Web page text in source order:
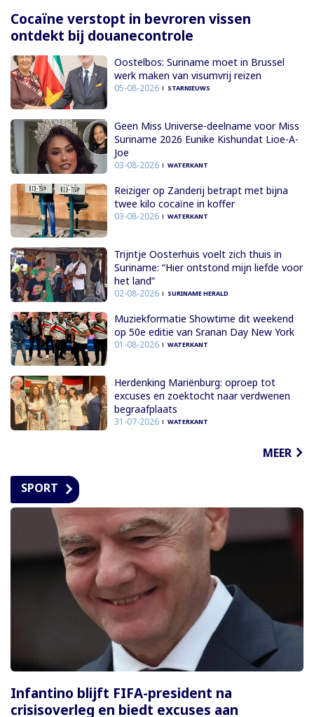
Cocaïne verstopt in bevroren vissen
ontdekt bij douanecontrole
Oostelbos: Suriname moet in Brussel
werk maken van visumvrij reizen
05-08-2026 STARNIEUWS
Geen Miss Universe-deelname voor Miss
Suriname 2026 Eunike Kishundat Lioe-A-
Joe
03-08-2026 WATERKANT
Reiziger op Zanderij betrapt met bijna
twee kilo cocaïne in koffer
03-08-2026 WATERKANT
Trijntje Oosterhuis voelt zich thuis in
Suriname: “Hier ontstond mijn liefde voor
het land”
02-08-2026 SURINAME HERALD
Muziekformatie Showtime dit weekend
op 50e editie van Sranan Day New York
01-08-2026 WATERKANT
Herdenking Mariënburg: oproep tot
excuses en zoektocht naar verdwenen
begraafplaats
31-07-2026 WATERKANT
MEER
SPORT
Infantino blijft FIFA-president na
crisisoverleg en biedt excuses aan